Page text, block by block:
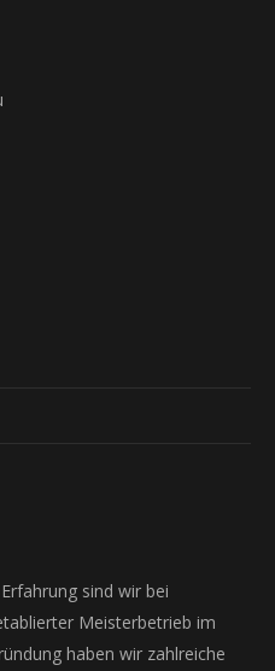
sind wir bei
Meisterbetrieb im
haben wir zahlreiche